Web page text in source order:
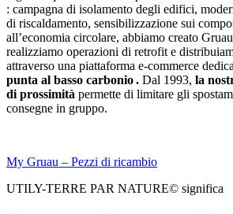
: campagna di isolamento degli edifici,
di riscaldamento, sensibilizzazione sui
all’economia circolare, abbiamo creato
realizziamo operazioni di retrofit e
attraverso una piattaforma e-commerce
punta al basso carbonio . Dal 1993, la
di prossimità permette di limitare gli
consegne in gruppo.
My Gruau – Pezzi di ricambio
UTILY-TERRE PAR NATURE© significa